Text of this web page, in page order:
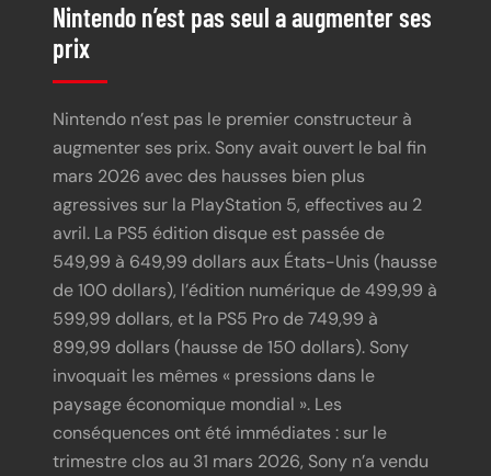
Nintendo n’est pas seul a augmenter ses
prix
Nintendo n’est pas le premier constructeur à
augmenter ses prix. Sony avait ouvert le bal fin
mars 2026 avec des hausses bien plus
agressives sur la PlayStation 5, effectives au 2
avril. La PS5 édition disque est passée de
549,99 à 649,99 dollars aux États-Unis (hausse
de 100 dollars), l’édition numérique de 499,99 à
599,99 dollars, et la PS5 Pro de 749,99 à
899,99 dollars (hausse de 150 dollars). Sony
invoquait les mêmes « pressions dans le
paysage économique mondial ». Les
conséquences ont été immédiates : sur le
trimestre clos au 31 mars 2026, Sony n’a vendu